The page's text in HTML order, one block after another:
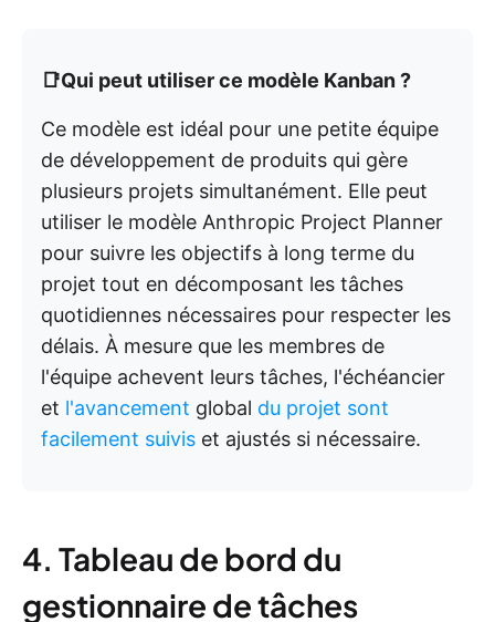
📑Qui peut utiliser ce modèle Kanban ?
Ce modèle est idéal pour une petite équipe
de développement de produits qui gère
plusieurs projets simultanément. Elle peut
utiliser le modèle Anthropic Project Planner
pour suivre les objectifs à long terme du
projet tout en décomposant les tâches
quotidiennes nécessaires pour respecter les
délais. À mesure que les membres de
l'équipe achevent leurs tâches, l'échéancier
et l'avancement global du projet sont
facilement suivis et ajustés si nécessaire.
4. Tableau de bord du
gestionnaire de tâches